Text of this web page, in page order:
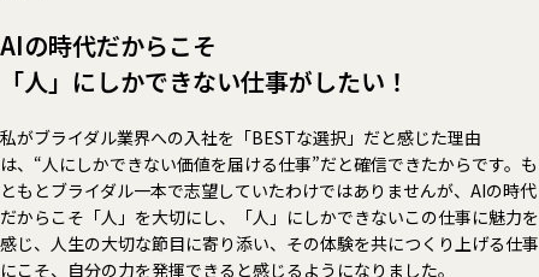
AIの時代だからこそ
「人」にしかできない仕事がしたい！
私がブライダル業界への入社を「BESTな選択」だと感じた理由
は、“人にしかできない価値を届ける仕事”だと確信できたからです。も
ともとブライダル一本で志望していたわけではありませんが、AIの時代
だからこそ「人」を大切にし、「人」にしかできないこの仕事に魅力を
感じ、人生の大切な節目に寄り添い、その体験を共につくり上げる仕事
にこそ、自分の力を発揮できると感じるようになりました。